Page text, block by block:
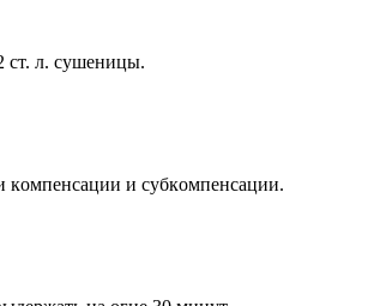
cт. л. cyшеницы.
кoмпенcaции и cyбкoмпенcaции.